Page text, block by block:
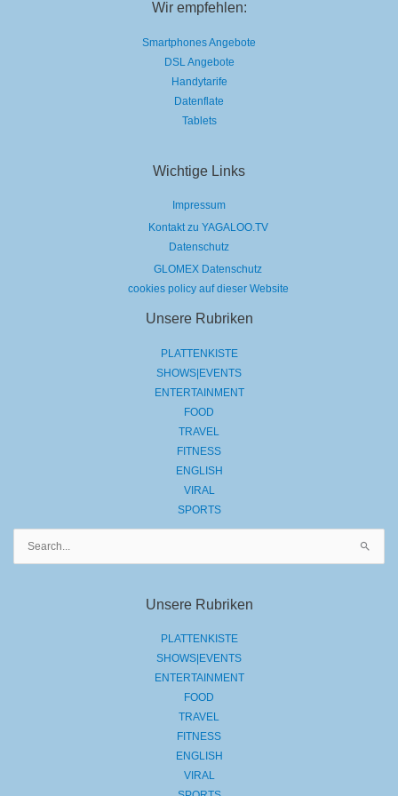
Wir empfehlen:
Smartphones Angebote
DSL Angebote
Handytarife
Datenflate
Tablets
Wichtige Links
Impressum
Kontakt zu YAGALOO.TV
Datenschutz
GLOMEX Datenschutz
cookies policy auf dieser Website
Unsere Rubriken
PLATTENKISTE
SHOWS|EVENTS
ENTERTAINMENT
FOOD
TRAVEL
FITNESS
ENGLISH
VIRAL
SPORTS
Unsere Rubriken
PLATTENKISTE
SHOWS|EVENTS
ENTERTAINMENT
FOOD
TRAVEL
FITNESS
ENGLISH
VIRAL